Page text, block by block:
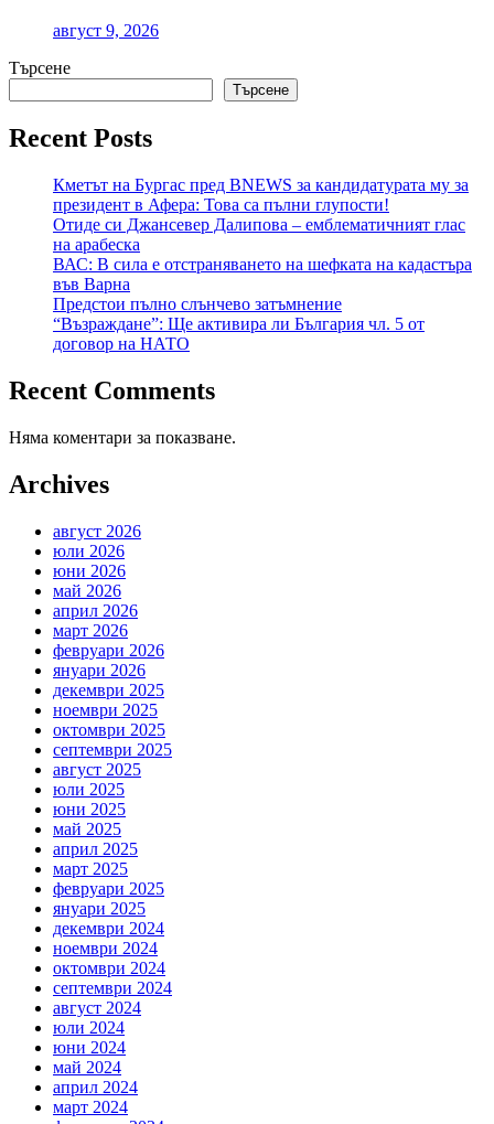
август 9, 2026
Търсене
Търсене
Recent Posts
Кметът на Бургас пред BNEWS за кандидатурата му за
президент в Афера: Това са пълни глупости!
Отиде си Джансевер Далипова – емблематичният глас
на арабеска
ВАС: В сила е отстраняването на шефката на кадастъра
във Варна
Предстои пълно слънчево затъмнение
“Възраждане”: Ще активира ли България чл. 5 от
договор на НАТО
Recent Comments
Няма коментари за показване.
Archives
август 2026
юли 2026
юни 2026
май 2026
април 2026
март 2026
февруари 2026
януари 2026
декември 2025
ноември 2025
октомври 2025
септември 2025
август 2025
юли 2025
юни 2025
май 2025
април 2025
март 2025
февруари 2025
януари 2025
декември 2024
ноември 2024
октомври 2024
септември 2024
август 2024
юли 2024
юни 2024
май 2024
април 2024
март 2024